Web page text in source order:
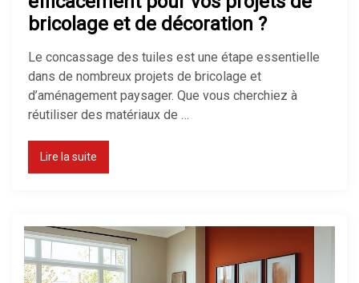
bricolage et de décoration ?
Le concassage des tuiles est une étape essentielle
dans de nombreux projets de bricolage et
d’aménagement paysager. Que vous cherchiez à
réutiliser des matériaux de …
Lire la suite